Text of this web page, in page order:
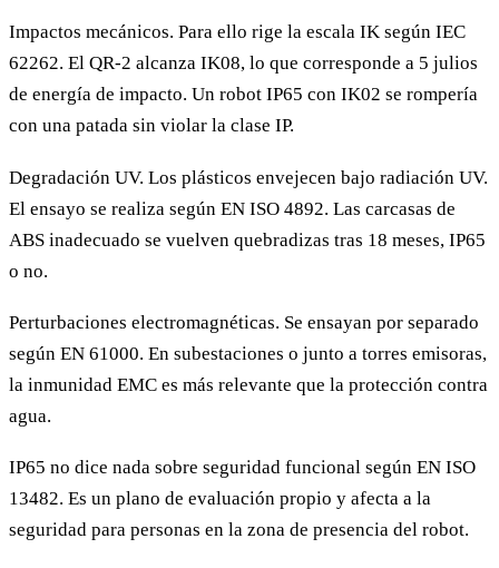
Impactos mecánicos. Para ello rige la escala IK según IEC
62262. El QR-2 alcanza IK08, lo que corresponde a 5 julios
de energía de impacto. Un robot IP65 con IK02 se rompería
con una patada sin violar la clase IP.
Degradación UV. Los plásticos envejecen bajo radiación UV.
El ensayo se realiza según EN ISO 4892. Las carcasas de
ABS inadecuado se vuelven quebradizas tras 18 meses, IP65
o no.
Perturbaciones electromagnéticas. Se ensayan por separado
según EN 61000. En subestaciones o junto a torres emisoras,
la inmunidad EMC es más relevante que la protección contra
agua.
IP65 no dice nada sobre seguridad funcional según EN ISO
13482. Es un plano de evaluación propio y afecta a la
seguridad para personas en la zona de presencia del robot.